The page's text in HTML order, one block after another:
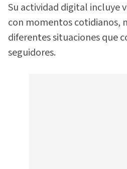
Su actividad digital incluye
con momentos cotidianos,
diferentes situaciones que
seguidores.